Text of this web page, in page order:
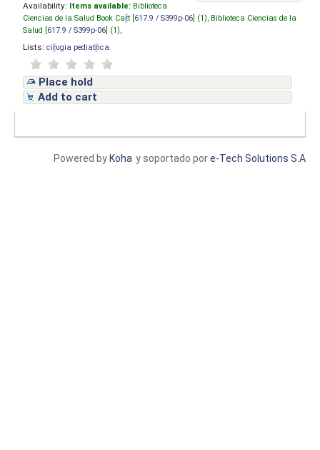
Availability: Items available: Biblioteca
Ciencias de la Salud Book Cart [ 617.9 / S399p-06 ] (1), Biblioteca Ciencias de la
Salud [ 617.9 / S399p-06 ] (1),
Lists: cirugia pediatrica
Place hold
Add to cart
y soportado pore-Tech Solutions S.A
Powered by Koha